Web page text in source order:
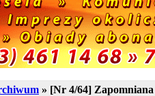
» [Nr 4/64]